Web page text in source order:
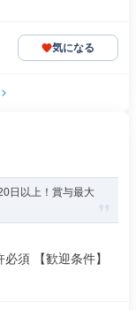
気になる
日以上！賞与最大
須 【歓迎条件】